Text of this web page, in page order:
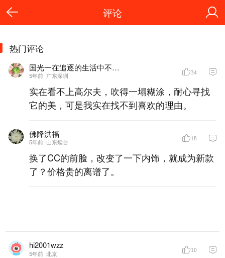
评论
热门评论
国光一在追逐的生活中不忘舒适
5年前 广东深圳 34
实在看不上高尔夫，吹得一塌糊涂，耐心寻找
它的美，可是我实在找不到喜欢的理由。
佛降洪福
5年前 山东烟台 18
换了CC的前脸，改变了一下内饰，就成为新款
了？价格贵的离谱了。
hi2001wzz
5年前 北京 10